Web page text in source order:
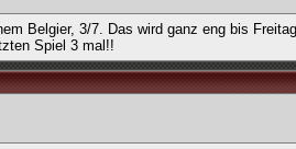
Belgier, 3/7. Das wird ganz eng bis
Spiel 3 mal!!